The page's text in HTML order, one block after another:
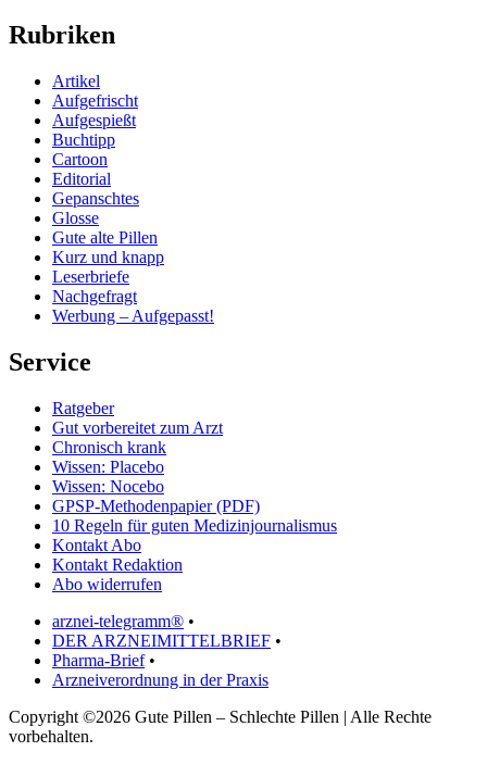
Rubriken
Artikel
Aufgefrischt
Aufgespießt
Buchtipp
Cartoon
Editorial
Gepanschtes
Glosse
Gute alte Pillen
Kurz und knapp
Leserbriefe
Nachgefragt
Werbung – Aufgepasst!
Service
Ratgeber
Gut vorbereitet zum Arzt
Chronisch krank
Wissen: Placebo
Wissen: Nocebo
GPSP-Methodenpapier (PDF)
10 Regeln für guten Medizinjournalismus
Kontakt Abo
Kontakt Redaktion
Abo widerrufen
arznei-telegramm® •
DER ARZNEIMITTELBRIEF •
Pharma-Brief•
Arzneiverordnung in der Praxis
Copyright ©2026 Gute Pillen – Schlechte Pillen | Alle Rechte
vorbehalten.